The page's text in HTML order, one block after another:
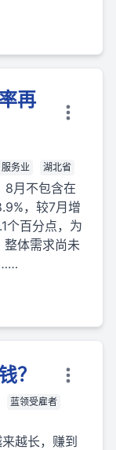
再
务业 湖北省
8月不包含在
，较7月增
个百分点，为
体需求尚未
……
？
蓝领受雇者
越长，赚到